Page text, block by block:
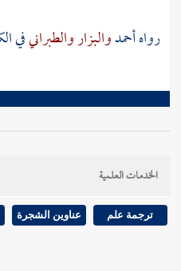
رواهأحمدوالبزاروالطبرانيفي
الخدمات العلمية
ترجمة علم عناوين الشجرة